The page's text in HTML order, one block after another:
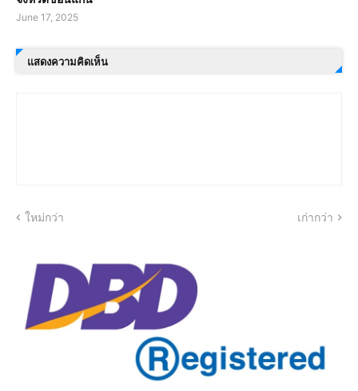
June 17, 2025
แสดงความคิดเห็น
ใหม่กว่า เก่ากว่า